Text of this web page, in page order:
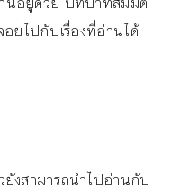
อยไปกับเรื่องที่อ่านได้
งสามารถนำไปอ่านกับ